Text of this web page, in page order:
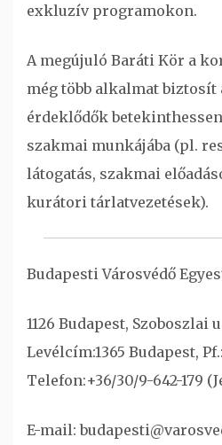
exkluzív programokon.
A megújuló Baráti Kör a
még több alkalmat biztosít
érdeklődők
szakmai munkájába (pl.
látogatás, szakmai
kurátori tárlatvezetések).
Budapesti Városvédő
1126 Budapest, Szoboszlai
Levélcím:1365 Budapest,
Telefon:+36/30/9-642-179
E-mail: